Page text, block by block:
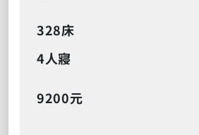
328床
4人寢
9200元